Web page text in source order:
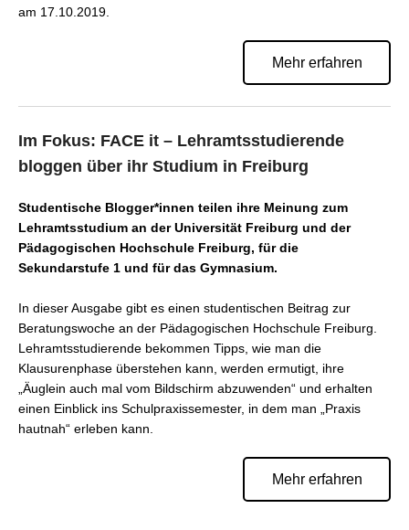
am 17.10.2019.
Mehr erfahren
Im Fokus: FACE it – Lehramtsstudierende
bloggen über ihr Studium in Freiburg
Studentische Blogger*innen teilen ihre Meinung zum
Lehramtsstudium an der Universität Freiburg und der
Pädagogischen Hochschule Freiburg, für die
Sekundarstufe 1 und für das Gymnasium.
In dieser Ausgabe gibt es einen studentischen Beitrag zur
Beratungswoche an der Pädagogischen Hochschule Freiburg.
Lehramtsstudierende bekommen Tipps, wie man die
Klausurenphase überstehen kann, werden ermutigt, ihre
„Äuglein auch mal vom Bildschirm abzuwenden“ und erhalten
einen Einblick ins Schulpraxissemester, in dem man „Praxis
hautnah“ erleben kann.
Mehr erfahren